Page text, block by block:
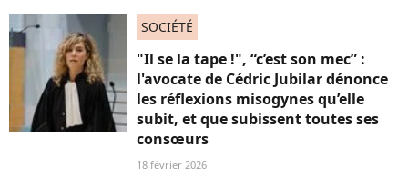
SOCIÉTÉ
"Il se la tape !", “c’est son mec” :
l'avocate de Cédric Jubilar dénonce
les réflexions misogynes qu’elle
subit, et que subissent toutes ses
consœurs
18 février 2026